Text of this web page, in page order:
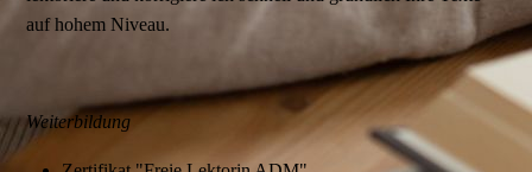
auf hohem Niveau.
Weiterbildung